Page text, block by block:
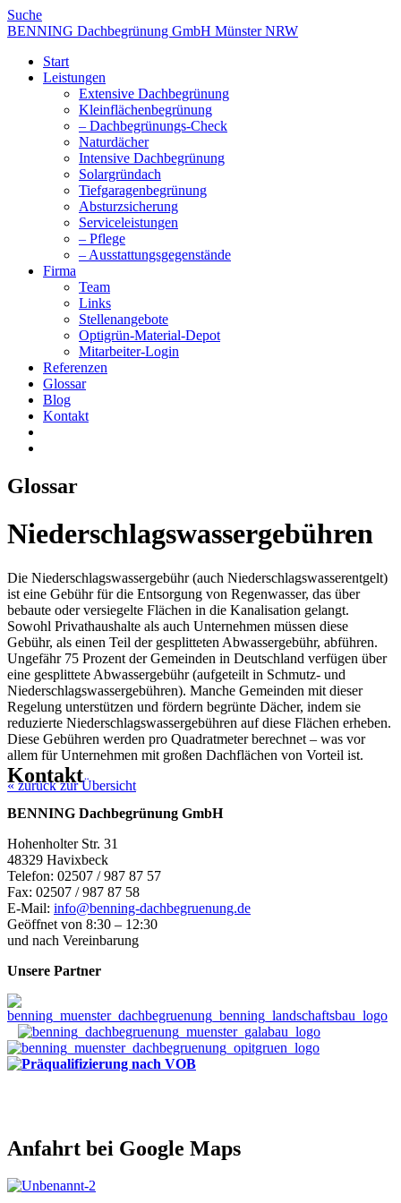
Suche
BENNING Dachbegrünung GmbH Münster NRW
Start
Leistungen
Extensive Dachbegrünung
Kleinflächenbegrünung
– Dachbegrünungs-Check
Naturdächer
Intensive Dachbegrünung
Solargründach
Tiefgaragenbegrünung
Absturzsicherung
Serviceleistungen
– Pflege
– Ausstattungsgegenstände
Firma
Team
Links
Stellenangebote
Optigrün-Material-Depot
Mitarbeiter-Login
Referenzen
Glossar
Blog
Kontakt
Glossar
Niederschlagswassergebühren
Die Niederschlagswassergebühr (auch Niederschlagswasserentgelt)
ist eine Gebühr für die Entsorgung von Regenwasser, das über
bebaute oder versiegelte Flächen in die Kanalisation gelangt.
Sowohl Privathaushalte als auch Unternehmen müssen diese
Gebühr, als einen Teil der gesplitteten Abwassergebühr, abführen.
Ungefähr 75 Prozent der Gemeinden in Deutschland verfügen über
eine gesplittete Abwassergebühr (aufgeteilt in Schmutz- und
Niederschlagswassergebühren). Manche Gemeinden mit dieser
Regelung unterstützen und fördern begrünte Dächer, indem sie
reduzierte Niederschlagswassergebühren auf diese Flächen erheben.
Diese Gebühren werden pro Quadratmeter berechnet – was vor
allem für Unternehmen mit großen Dachflächen von Vorteil ist.
«zurück zur Übersicht
Kontakt
BENNING Dachbegrünung GmbH
Hohenholter Str. 31
48329 Havixbeck
Telefon: 02507 / 987 87 57
Fax: 02507 / 987 87 58
E-Mail: info@benning-dachbegruenung.de
Geöffnet von 8:30 – 12:30
und nach Vereinbarung
Unsere Partner
Anfahrt bei Google Maps